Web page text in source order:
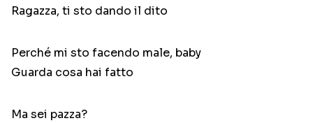
Ragazza, ti sto dando il dito
Perché mi sto facendo male, baby
Guarda cosa hai fatto
Ma sei pazza?